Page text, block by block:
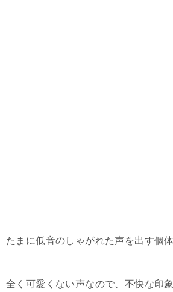
たまに低音のしゃがれた声を出す個体
全く可愛くない声なので、不快な印